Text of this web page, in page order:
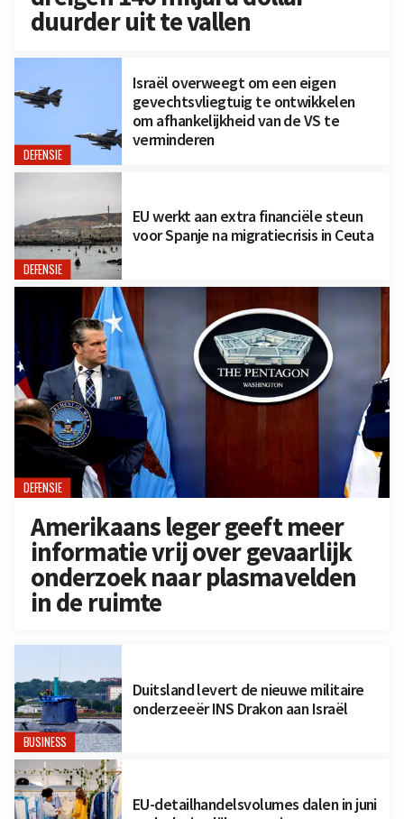
duurder uit te vallen
DEFENSIE
Israël overweegt om een eigen
gevechtsvliegtuig te ontwikkelen
om afhankelijkheid van de VS te
verminderen
DEFENSIE
EU werkt aan extra financiële steun
voor Spanje na migratiecrisis in Ceuta
DEFENSIE
Amerikaans leger geeft meer
informatie vrij over gevaarlijk
onderzoek naar plasmavelden
in de ruimte
BUSINESS
Duitsland levert de nieuwe militaire
onderzeeër INS Drakon aan Israël
EU-detailhandelsvolumes dalen in juni